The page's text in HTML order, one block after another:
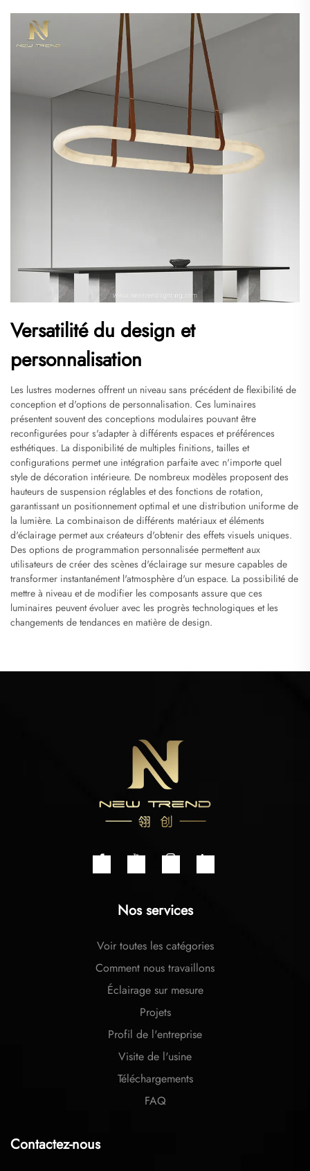
Versatilité du design et
personnalisation
Les lustres modernes offrent un niveau sans précédent de flexibilité de
conception et d'options de personnalisation. Ces luminaires
présentent souvent des conceptions modulaires pouvant être
reconfigurées pour s'adapter à différents espaces et préférences
esthétiques. La disponibilité de multiples finitions, tailles et
configurations permet une intégration parfaite avec n'importe quel
style de décoration intérieure. De nombreux modèles proposent des
hauteurs de suspension réglables et des fonctions de rotation,
garantissant un positionnement optimal et une distribution uniforme de
la lumière. La combinaison de différents matériaux et éléments
d'éclairage permet aux créateurs d'obtenir des effets visuels uniques.
Des options de programmation personnalisée permettent aux
utilisateurs de créer des scènes d'éclairage sur mesure capables de
transformer instantanément l'atmosphère d'un espace. La possibilité de
mettre à niveau et de modifier les composants assure que ces
luminaires peuvent évoluer avec les progrès technologiques et les
changements de tendances en matière de design.
Nos services
Voir toutes les catégories
Comment nous travaillons
Éclairage sur mesure
Projets
Profil de l'entreprise
Visite de l'usine
Téléchargements
FAQ
Contactez-nous